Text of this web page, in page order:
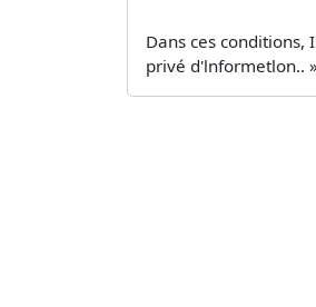
Dans ces
privé d'lnformetlon.. »